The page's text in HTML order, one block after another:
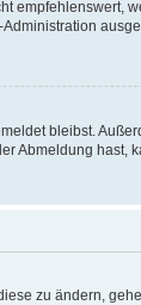
empfehlenswert,
bleibst.
Abmeldung hast,
zu ändern,